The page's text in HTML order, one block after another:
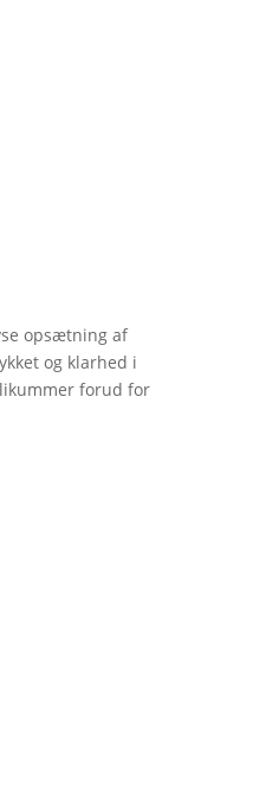
opsætning af
og klarhed i
forud for